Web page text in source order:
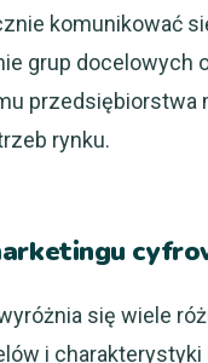
komunikować
grup docelowych
rynku.
się wiele
i